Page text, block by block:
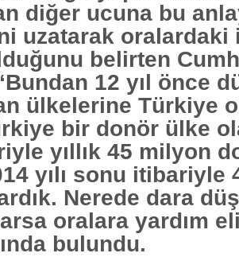
diğer ucuna bu
uzatarak oralardaki
belirten
12 yıl önce
ülkelerine Türkiye
bir donör ülke
yıllık 45 milyon
yılı sonu itibariyle
Nerede dara
oralara yardım
bulundu.